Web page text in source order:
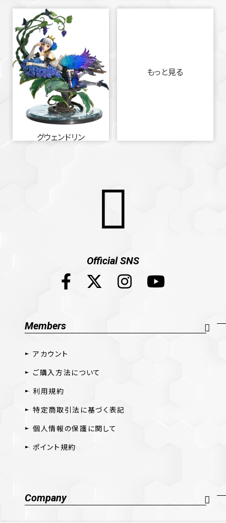
グウェンドリン
もっと見る
Official SNS
Members
アカウント
ご購入方法について
利用規約
特定商取引法に基づく表記
個人情報の保護に関して
ポイント規約
Company